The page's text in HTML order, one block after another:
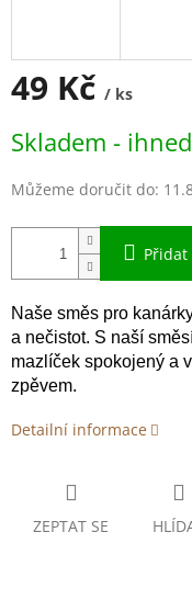
49 Kč / ks
cena:
Skladem -
Můžeme doručit do:
Přidat
Naše směs pro
a nečistot. S naší
mazlíček spokojený a
zpěvem.
Detailní informace
ZEPTAT SE